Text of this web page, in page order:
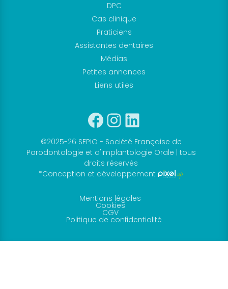
DPC
Cas clinique
Praticiens
Assistantes dentaires
Médias
Petites annonces
Liens utiles
Facebook
Instagram
©2025-26 SFPIO - Société Française de
Parodontologie et d'Implantologie Orale | tous
droits réservés
*Conception et développement
Mentions légales
Cookies
CGV
Politique de confidentialité